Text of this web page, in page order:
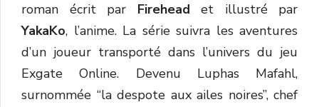
roman écrit par Firehead et illustré par
YakaKo, l’anime. La série suivra les aventures
d’un joueur transporté dans l’univers du jeu
Exgate Online. Devenu Luphas Mafahl,
surnommée “la despote aux ailes noires”, chef